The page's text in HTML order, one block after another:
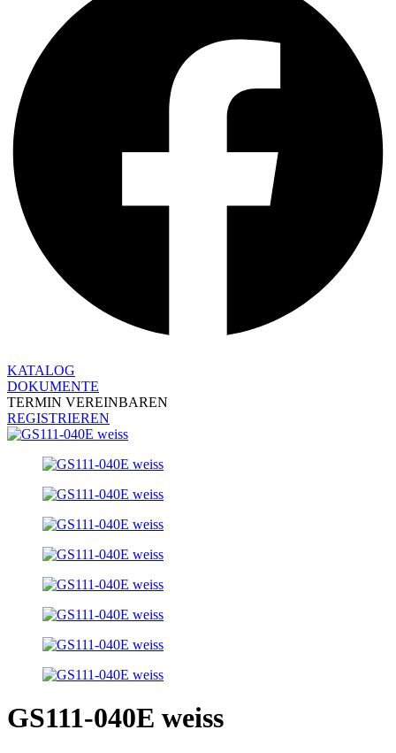
KATALOG
DOKUMENTE
TERMIN VEREINBAREN
REGISTRIEREN
GS111-040E weiss